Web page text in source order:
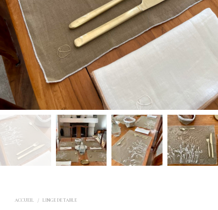
ACCUEIL / LINGE DE TABLE